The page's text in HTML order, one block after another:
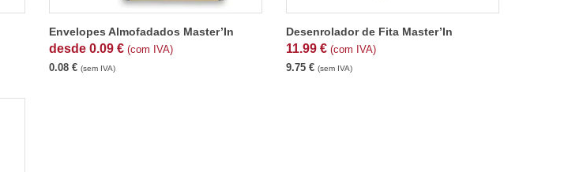
Envelopes Almofadados Master’In
desde 0.09 € (com IVA)
0.08 € (sem IVA)
Desenrolador de Fita Master’In
11.99 € (com IVA)
9.75 € (sem IVA)